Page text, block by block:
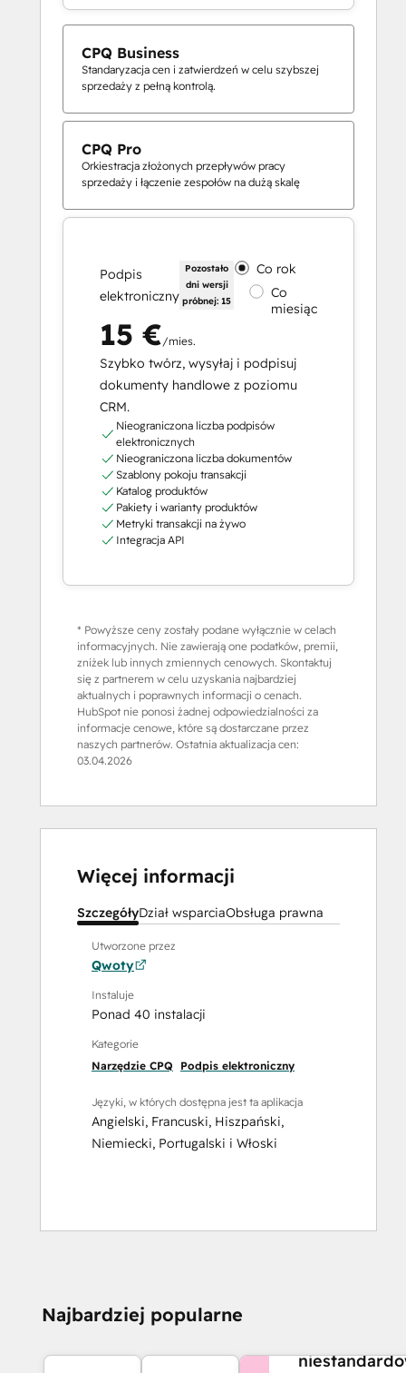
CPQ Business
Standaryzacja cen i zatwierdzeń w celu szybszej
sprzedaży z pełną kontrolą.
CPQ Pro
Orkiestracja złożonych przepływów pracy
sprzedaży i łączenie zespołów na dużą skalę
Podpis
elektroniczny
Pozostało
dni wersji
próbnej: 15
Co rok
Co
miesiąc
15 €/mies.
Szybko twórz, wysyłaj i podpisuj
dokumenty handlowe z poziomu
CRM.
Nieograniczona liczba podpisów
elektronicznych
Nieograniczona liczba dokumentów
Szablony pokoju transakcji
Katalog produktów
Pakiety i warianty produktów
Metryki transakcji na żywo
Integracja API
* Powyższe ceny zostały podane wyłącznie w celach
informacyjnych. Nie zawierają one podatków, premii,
zniżek lub innych zmiennych cenowych. Skontaktuj
się z partnerem w celu uzyskania najbardziej
aktualnych i poprawnych informacji o cenach.
HubSpot nie ponosi żadnej odpowiedzialności za
informacje cenowe, które są dostarczane przez
naszych partnerów. Ostatnia aktualizacja cen:
03.04.2026
Więcej informacji
SzczegółyDział wsparciaObsługa prawna
Utworzone przez
Qwoty
Instaluje
Ponad 40 instalacji
Kategorie
Narzędzie CPQ
Podpis elektroniczny
Języki, w których dostępna jest ta aplikacja
Angielski, Francuski, Hiszpański,
Niemiecki, Portugalski i Włoski
Najbardziej popularne